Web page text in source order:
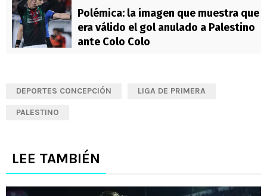
Polémica: la imagen que muestra que
era válido el gol anulado a Palestino
ante Colo Colo
DEPORTES CONCEPCIÓN LIGA DE PRIMERA
PALESTINO
LEE TAMBIÉN